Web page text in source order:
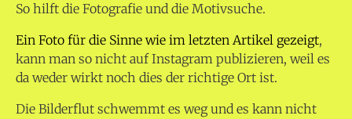
So hilft die Fotografie und die Motivsuche.
Ein Foto für die Sinne wie im letzten Artikel gezeigt,
kann man so nicht auf Instagram publizieren, weil es
da weder wirkt noch dies der richtige Ort ist.
Die Bilderflut schwemmt es weg und es kann nicht